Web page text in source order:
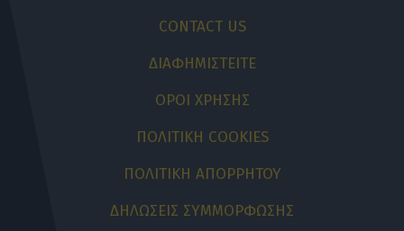
CONTACT US
ΔΙΑΦΗΜΙΣΤΕΙΤΕ
ΟΡΟΙ ΧΡΗΣΗΣ
ΠΟΛΙΤΙΚΗ COOKIES
ΠΟΛΙΤΙΚΗ ΑΠΟΡΡΗΤΟΥ
ΔΗΛΩΣΕΙΣ ΣΥΜΜΟΡΦΩΣΗΣ